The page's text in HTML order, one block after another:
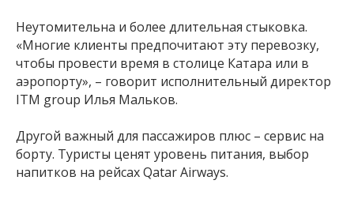
Неутомительна и более длительная стыковка.
«Многие клиенты предпочитают эту перевозку,
чтобы провести время в столице Катара или в
аэропорту», – говорит исполнительный директор
ITM group Илья Мальков.
Другой важный для пассажиров плюс – сервис на
борту. Туристы ценят уровень питания, выбор
напитков на рейсах Qatar Airways.